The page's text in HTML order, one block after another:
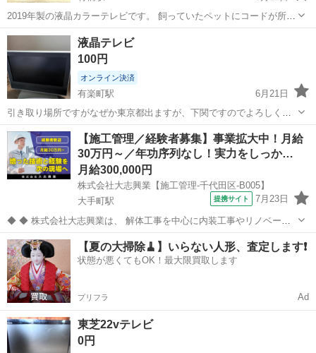
2019年製の液晶カラーテレビです。 飼っていたペットにコードが所々
齧られていますが問題なく使用できます。 ご了承ください。 所沢市の
自宅まで、7月2日12時〜18時の間に取りに来てくる方を優先します。
よろしくおねがいします。
東京 千代田区
液晶テレビ
100円
オンライン決済
有楽町駅
6月21日
引き取り場所ですがなぜか東京都出ますが、下関ですのでよろしくお
願いします。 サイズ26V型 横68㌢ 縦53㌢ 幅30㌢ 画像にある通り
傷が入ってます。 TVを見る分にはあまり気にはなりませんが、あくま
で中古品なのでその点...
東京 千代田区 有楽町駅 テレビ 画像
【施工管理／経験者募集】事業拡大中！月給
30万円～／年功序列なし！実力をしっか…
月給300,000円
株式会社大志興業【施工管理-千代田区-B005】
大手町駅
提携サイト 7月23日
◆ ◆ 株式会社大志興業は、 解体工事を中心に内装工事やリノベーシ
ョン工事まで幅広く手掛ける総合建設企業です。 住宅・店舗・ビルな
ど多様な現場に対応し、解体から施工、廃棄物処理まで一貫して行っ
ています。 20代～40代の...
東京 千代田区 大手町駅 その他
【夏の大掃除🧹】いらない人形、査定します❗️
状態が悪くてもOK！最大限買取します
プリフラ Ad
東芝22vテレビ
0円